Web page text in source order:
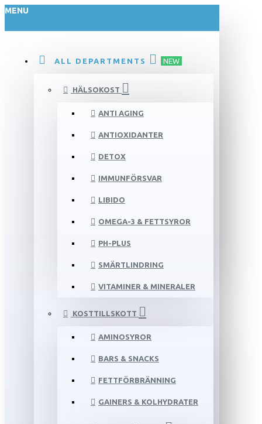
MENU
ALL DEPARTMENTS NEW
HÄLSOKOST
ANTI AGING
ANTIOXIDANTER
DETOX
IMMUNFÖRSVAR
LIBIDO
OMEGA-3 & FETTSYROR
PH-PLUS
SMÄRTLINDRING
VITAMINER & MINERALER
KOSTTILLSKOTT
AMINOSYROR
BARS & SNACKS
FETTFÖRBRÄNNING
GAINERS & KOLHYDRATER